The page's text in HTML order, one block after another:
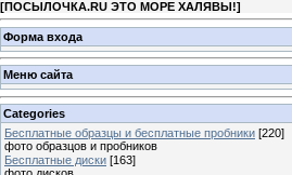
[ПОСЫЛОЧКА.RU ЭТО МОРЕ ХАЛЯВЫ!]
Форма входа
Меню сайта
Categories
Бесплатные образцы и бесплатные пробники [220]
фото образцов и пробников
Бесплатные диски [163]